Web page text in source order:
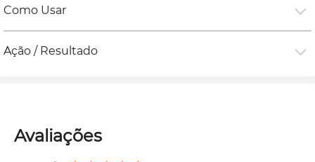
Como Usar
Ação / Resultado
Avaliações